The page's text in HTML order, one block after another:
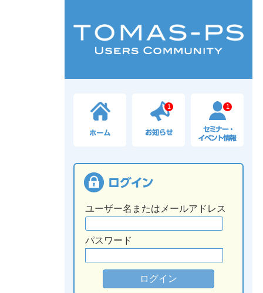
1 1
ユーザー名またはメールアドレス
パスワード